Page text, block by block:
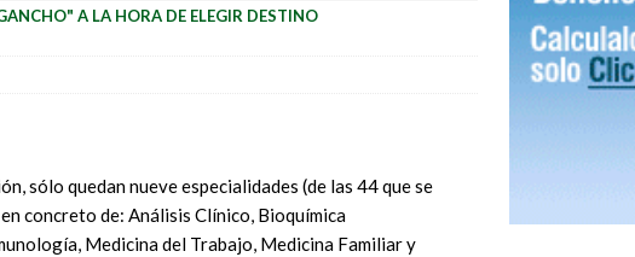
A LA HORA DE ELEGIR DESTINO
sólo quedan nueve especialidades (de las 44 que se
concreto de: Análisis Clínico, Bioquímica
Medicina del Trabajo, Medicina Familiar y